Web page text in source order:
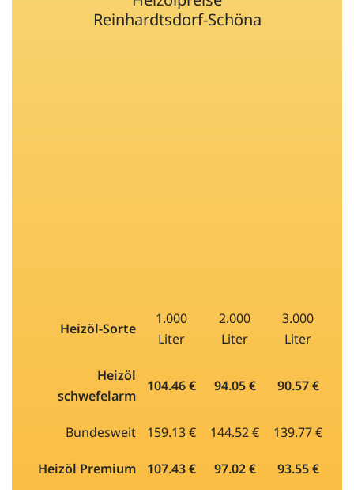
Reinhardtsdorf-Schöna
Heizöl-Sorte
1.000
Liter
2.000
Liter
3.000
Liter
Heizöl
schwefelarm
104.46 € 94.05 € 90.57 €
Bundesweit 159.13 € 144.52 € 139.77 €
Heizöl Premium 107.43 € 97.02 € 93.55 €